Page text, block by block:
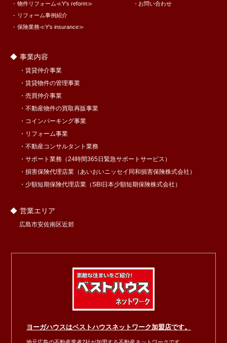
物件リフォーム≪Y's reform≫
リフォーム事例紹介
保険業務≪Y's insurance≫
お問い合わせ
事業内容
賃貸仲介事業
賃貸物件の管理事業
売買仲介事業
不動産物件の買取再販事業
コインパーキング事業
リフォーム事業
不動産コンサルタント業務
サポート業務（24時間365日緊急サポートサービス）
損害保険代理店業（あいおいニッセイ同和損害保険株式会社）
少額短期保険代理店業（SBI日本少額短期保険株式会社）
営業エリア
広島市安佐南区近郊
ヨーガハウスはベストハウスネットワーク加盟店です。